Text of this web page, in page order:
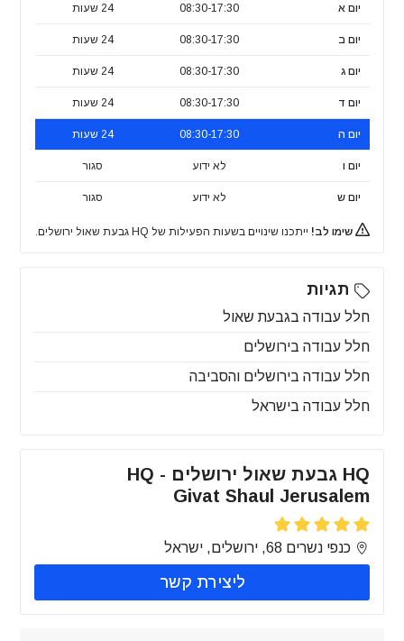
יום א 08:30-17:30 24 שעות
יום ב 08:30-17:30 24 שעות
יום ג 08:30-17:30 24 שעות
יום ד 08:30-17:30 24 שעות
יום ה 08:30-17:30 24 שעות
יום ו לא ידוע סגור
יום ש לא ידוע סגור
שימו לב! ייתכנו שינויים בשעות הפעילות של HQ גבעת שאול ירושלים.
תגיות
חלל עבודה בגבעת שאול
חלל עבודה בירושלים
חלל עבודה בירושלים והסביבה
חלל עבודה בישראל
HQ גבעת שאול ירושלים - HQ
Givat Shaul Jerusalem
כנפי נשרים 68, ירושלים, ישראל
ליצירת קשר